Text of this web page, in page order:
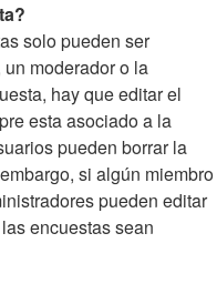
solo pueden ser
moderador o la
hay que editar el
esta asociado a la
pueden borrar la
si algún miembro
pueden editar
encuestas sean